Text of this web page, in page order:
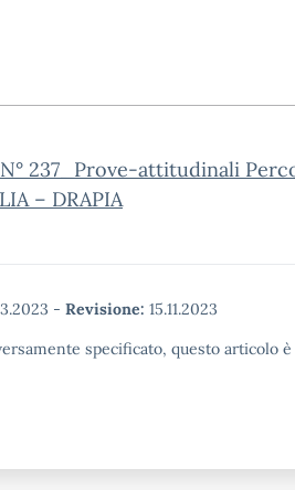
N° 237_Prove-attitudinali
– DRAPIA
- Revisione: 15.11.2023
specificato, questo articolo